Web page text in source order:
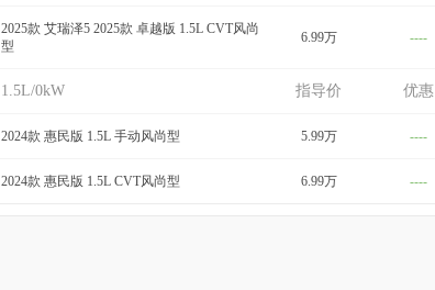
2025款 艾瑞泽5 2025款 卓越版 1.5L CVT风尚
型
6.99万 ----
1.5L/0kW 指导价 优惠
2024款 惠民版 1.5L 手动风尚型 5.99万 ----
2024款 惠民版 1.5L CVT风尚型 6.99万 ----